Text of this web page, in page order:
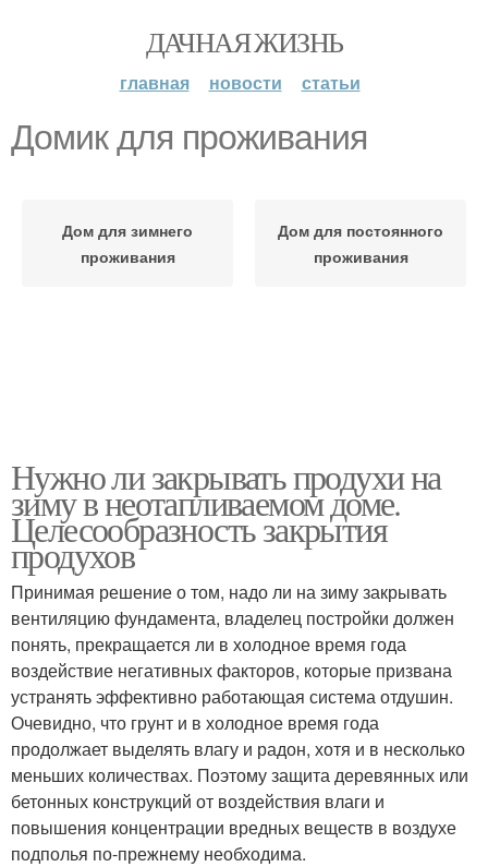
ДАЧНАЯ ЖИЗНЬ
главная новости статьи
Домик для проживания
Дом для зимнего
проживания
Дом для постоянного
проживания
Нужно ли закрывать продухи на
зиму в неотапливаемом доме.
Целесообразность закрытия
продухов
Принимая решение о том, надо ли на зиму закрывать
вентиляцию фундамента, владелец постройки должен
понять, прекращается ли в холодное время года
воздействие негативных факторов, которые призвана
устранять эффективно работающая система отдушин.
Очевидно, что грунт и в холодное время года
продолжает выделять влагу и радон, хотя и в несколько
меньших количествах. Поэтому защита деревянных или
бетонных конструкций от воздействия влаги и
повышения концентрации вредных веществ в воздухе
подполья по-прежнему необходима.